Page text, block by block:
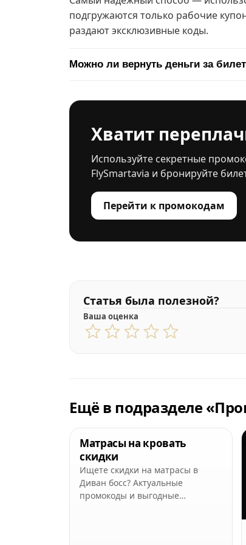
подгружаются только рабочие
раздают эксклюзивные коды.
Можно ли вернуть деньги за
Хватит
Используйте секретные
FlySmartavia и бронируйте
Перейти к промокодам
Статья была полезной?
Ваша оценка
Ещё в подразделе
Матрасы на кровать
скидки
Ищете скидки на матрасы в
Диван босс? Актуальные
промокоды и выгодные